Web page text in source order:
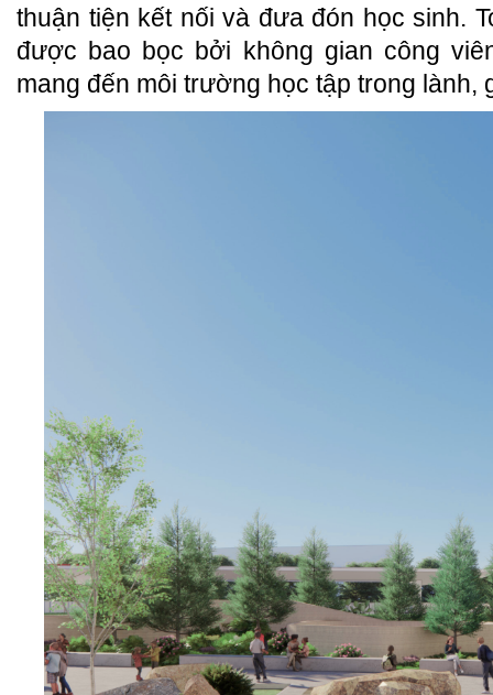
thuận tiện kết nối và đưa đón học sinh.
được bao bọc bởi không gian công
mang đến môi trường học tập trong lành,